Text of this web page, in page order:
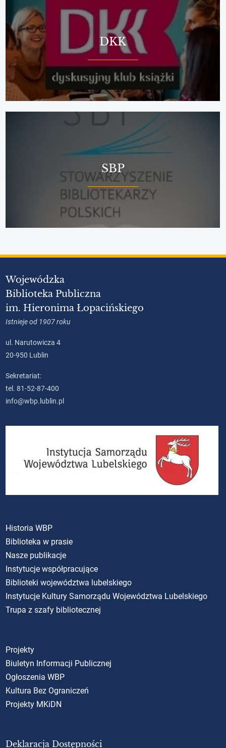
DKK
SBP
Wojewódzka
Biblioteka Publiczna
im. Hieronima Łopacińskiego
Istnieje od 1907 roku
ul. Narutowicza 4
20-950 Lublin
Sekretariat:
tel. 81-52-87-400
info@wbp.lublin.pl
Historia WBP
Biblioteka w prasie
Nasze publikacje
Instytucje współpracujące
Biblioteki województwa lubelskiego
Instytucje Kultury Samorządu Województwa Lubelskiego
Trupa z szafy bibliotecznej
Projekty
Biuletyn Informacji Publicznej
Ogłoszenia WBP
Kultura Bez Ograniczeń
Projekty MKiDN
Deklaracja Dostępności